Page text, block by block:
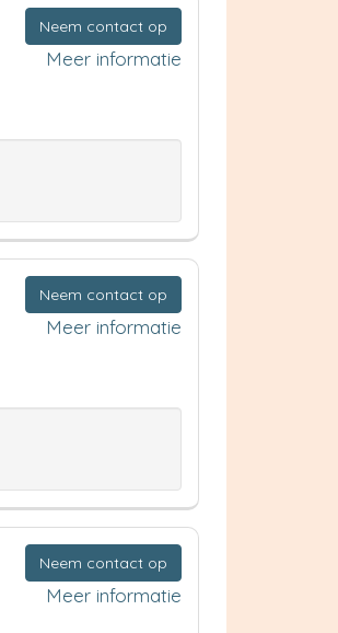
Neem contact op
Meer informatie
Neem contact op
Meer informatie
Neem contact op
Meer informatie